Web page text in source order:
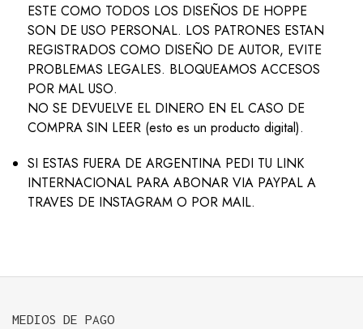
ESTE COMO TODOS LOS DISEÑOS DE HOPPE
SON DE USO PERSONAL. LOS PATRONES ESTAN
REGISTRADOS COMO DISEÑO DE AUTOR, EVITE
PROBLEMAS LEGALES. BLOQUEAMOS ACCESOS
POR MAL USO.
NO SE DEVUELVE EL DINERO EN EL CASO DE
COMPRA SIN LEER (esto es un producto digital).
SI ESTAS FUERA DE ARGENTINA PEDI TU LINK
INTERNACIONAL PARA ABONAR VIA PAYPAL A
TRAVES DE INSTAGRAM O POR MAIL.
MEDIOS DE PAGO